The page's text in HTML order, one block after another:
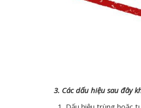
3. Các dấu hiệu sau đây